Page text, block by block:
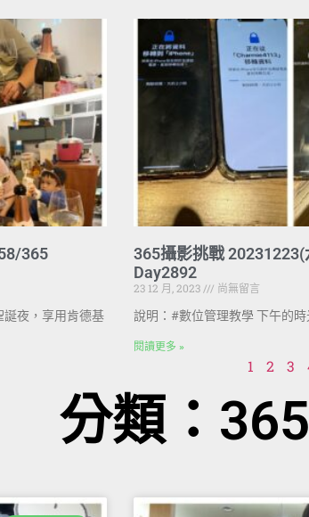
365
誕夜，享用肯德基
365攝影挑戰
Day2892
23 12 月, 2023
尚無留言
說明：#數位管理教學 下午的
閱讀更多 »
1 2 3
分類：